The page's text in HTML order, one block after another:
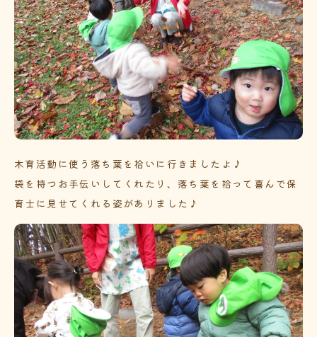
木育活動に使う落ち葉を拾いに行きましたよ♪
袋を持つお手伝いしてくれたり、落ち葉を拾って喜んで保
育士に見せてくれる姿がありました♪